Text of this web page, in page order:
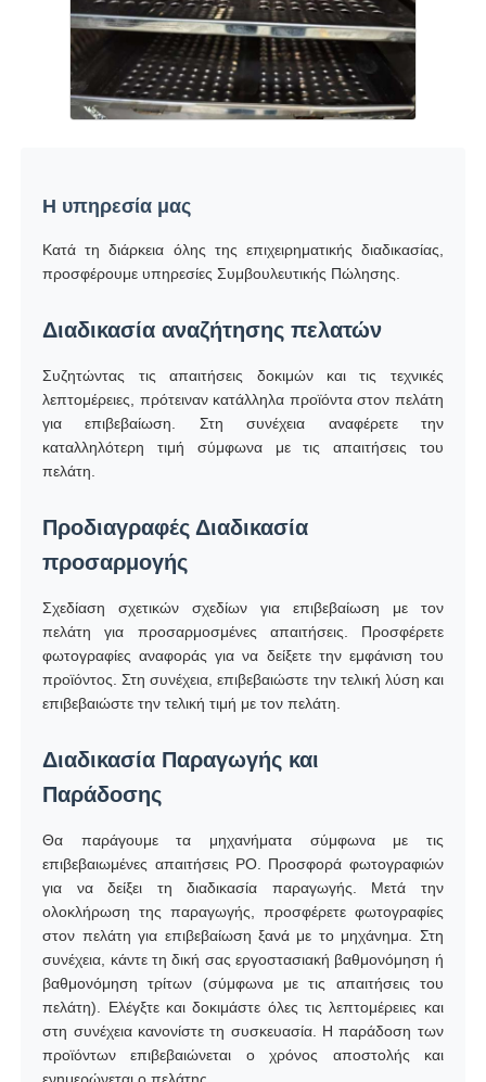
Η υπηρεσία μας
Κατά τη διάρκεια όλης της επιχειρηματικής διαδικασίας,
προσφέρουμε υπηρεσίες Συμβουλευτικής Πώλησης.
Διαδικασία αναζήτησης πελατών
Συζητώντας τις απαιτήσεις δοκιμών και τις τεχνικές
λεπτομέρειες, πρότειναν κατάλληλα προϊόντα στον πελάτη
για επιβεβαίωση. Στη συνέχεια αναφέρετε την
καταλληλότερη τιμή σύμφωνα με τις απαιτήσεις του
πελάτη.
Προδιαγραφές Διαδικασία
προσαρμογής
Σχεδίαση σχετικών σχεδίων για επιβεβαίωση με τον
πελάτη για προσαρμοσμένες απαιτήσεις. Προσφέρετε
φωτογραφίες αναφοράς για να δείξετε την εμφάνιση του
προϊόντος. Στη συνέχεια, επιβεβαιώστε την τελική λύση και
επιβεβαιώστε την τελική τιμή με τον πελάτη.
Διαδικασία Παραγωγής και
Παράδοσης
Θα παράγουμε τα μηχανήματα σύμφωνα με τις
επιβεβαιωμένες απαιτήσεις PO. Προσφορά φωτογραφιών
για να δείξει τη διαδικασία παραγωγής. Μετά την
ολοκλήρωση της παραγωγής, προσφέρετε φωτογραφίες
στον πελάτη για επιβεβαίωση ξανά με το μηχάνημα. Στη
συνέχεια, κάντε τη δική σας εργοστασιακή βαθμονόμηση ή
βαθμονόμηση τρίτων (σύμφωνα με τις απαιτήσεις του
πελάτη). Ελέγξτε και δοκιμάστε όλες τις λεπτομέρειες και
στη συνέχεια κανονίστε τη συσκευασία. Η παράδοση των
προϊόντων επιβεβαιώνεται ο χρόνος αποστολής και
ενημερώνεται ο πελάτης.